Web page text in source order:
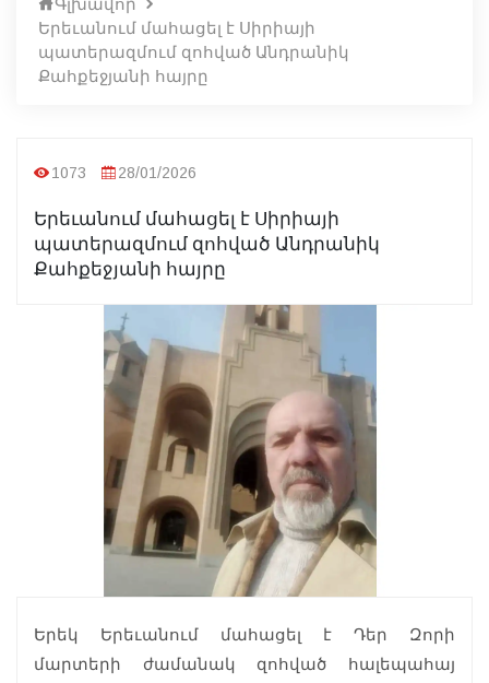
Երեւանում մահացել է Սիրիայի
պատերազմում զոհված Անդրանիկ
Քահքեջյանի հայրը
1073 28/01/2026
Երեւանում մահացել է Սիրիայի
պատերազմում զոհված Անդրանիկ
Քահքեջյանի հայրը
Երեկ Երեւանում մահացել է Դեր Զորի
մարտերի ժամանակ զոհված հալեպահայ